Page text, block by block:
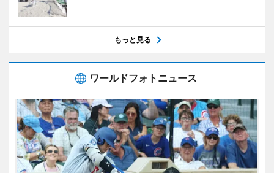
もっと見る
ワールドフォトニュース